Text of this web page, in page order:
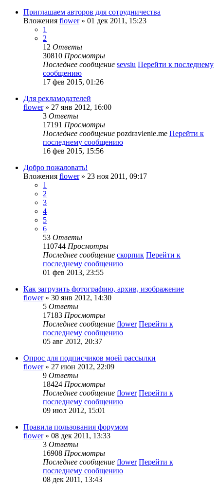
Приглашаем авторов для сотрудничества
Вложения flower» 01 дек 2011, 15:23
1
2
12 Ответы
30810 Просмотры
Последнее сообщение sevsiu Перейти к последнему
сообщению
17 фев 2015, 01:26
Для рекламодателей
flower» 27 янв 2012, 16:00
3 Ответы
17191 Просмотры
Последнее сообщение pozdravlenie.me Перейти к
последнему сообщению
16 фев 2015, 15:56
Добро пожаловать!
Вложения flower» 23 ноя 2011, 09:17
1
2
3
4
5
6
53 Ответы
110744 Просмотры
Последнее сообщение скорпик Перейти к
последнему сообщению
01 фев 2013, 23:55
Как загрузить фотографию, архив, изображение
flower» 30 янв 2012, 14:30
5 Ответы
17183 Просмотры
Последнее сообщение flower Перейти к
последнему сообщению
05 авг 2012, 20:37
Опрос для подписчиков моей рассылки
flower» 27 июн 2012, 22:09
9 Ответы
18424 Просмотры
Последнее сообщение flower Перейти к
последнему сообщению
09 июл 2012, 15:01
Правила пользования форумом
flower» 08 дек 2011, 13:33
3 Ответы
16908 Просмотры
Последнее сообщение flower Перейти к
последнему сообщению
08 дек 2011, 13:43